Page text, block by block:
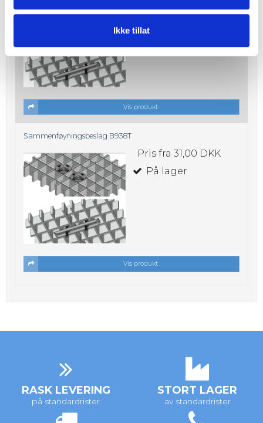
Ikke tillat
På lager
Vis produkt
Sammenføyningsbeslag B938T
Pris fra 31,00 DKK
På lager
Vis produkt
RASK LEVERING
på standardrister
STORT LAGER
av standardrister